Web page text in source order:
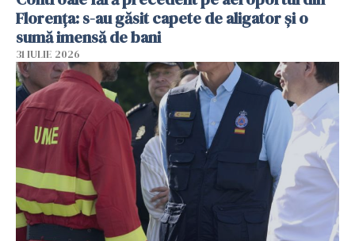
Florența: s-au găsit capete de aligator și o
sumă imensă de bani
31 IULIE 2026